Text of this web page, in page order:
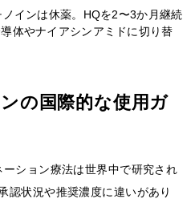
ノインは休薬。HQを2〜3か月継続
体やナイアシンアミドに切り替
の国際的な使用ガ
ション療法は世界中で研究され
認状況や推奨濃度に違いがあり